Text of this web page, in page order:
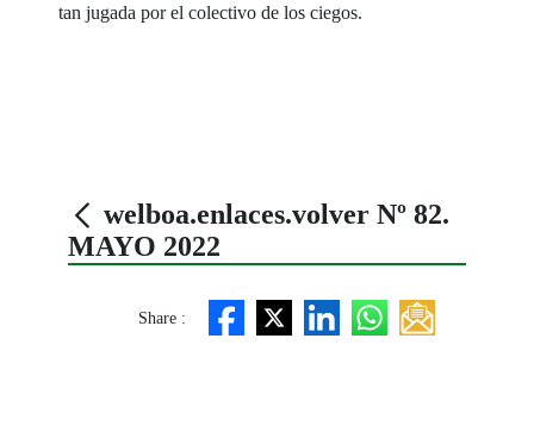
tan jugada por el colectivo de los ciegos.
welboa.enlaces.volver Nº 82.
MAYO 2022
Share :